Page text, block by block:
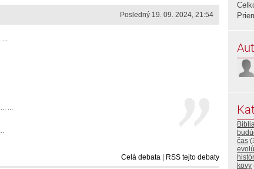
Posledný 19. 09. 2024, 21:54
...
Celá debata | RSS tejto debaty
čas
kovy